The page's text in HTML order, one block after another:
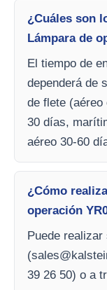
¿Cuáles son
Lámpara de
El tiempo de
dependerá de
de flete
30 días,
aéreo 30-60
¿Cómo
operación
Puede
(
39 26 50) o a